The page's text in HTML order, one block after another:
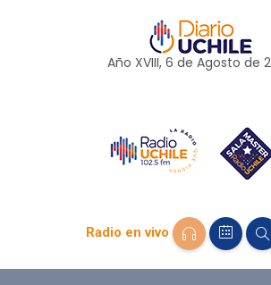
Año XVIII, 6 de Agosto de
Radio en vivo